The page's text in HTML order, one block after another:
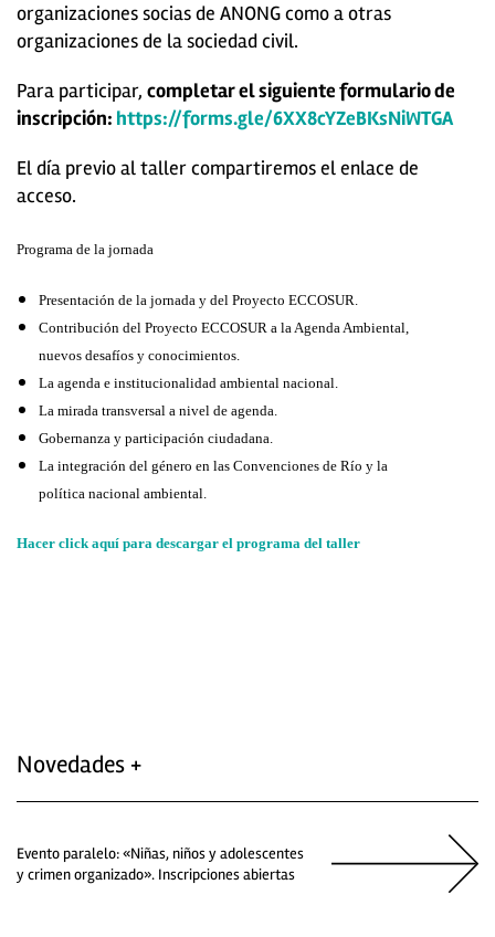
organizaciones socias de ANONG como a otras
organizaciones de la sociedad civil.
Para participar, completar el siguiente formulario de
inscripción: https://forms.gle/6XX8cYZeBKsNiWTGA
El día previo al taller compartiremos el enlace de
acceso.
Programa de la jornada
Presentación de la jornada y del Proyecto ECCOSUR.
Contribución del Proyecto ECCOSUR a la Agenda Ambiental,
nuevos desafíos y conocimientos.
La agenda e institucionalidad ambiental nacional.
La mirada transversal a nivel de agenda.
Gobernanza y participación ciudadana.
La integración del género en las Convenciones de Río y la
política nacional ambiental.
Hacer click aquí para descargar el programa del taller
Novedades +
Evento paralelo: «Niñas, niños y adolescentes
y crimen organizado». Inscripciones abiertas